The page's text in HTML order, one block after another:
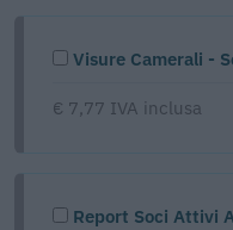
Visure Camerali -
€ 7,77 IVA inclusa
Report Soci Attivi